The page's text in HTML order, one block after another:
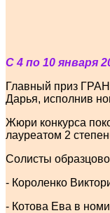
С 4 по 10 января
Главный приз
Дарья, исполнив
Жюри конкурса
лауреатом 2
Солисты
- Короленко
- Котова Ева в